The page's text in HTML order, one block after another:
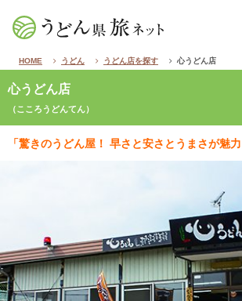
HOME うどん うどん店を探す 心うどん店
心うどん店
（こころうどんてん）